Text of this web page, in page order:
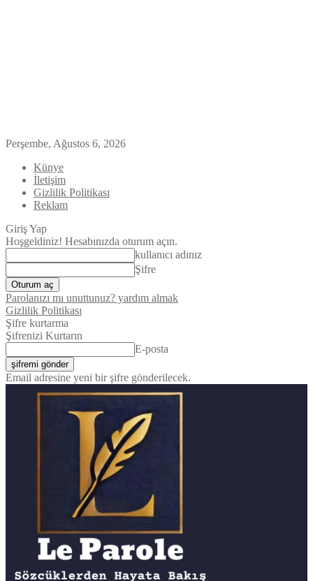
Perşembe, Ağustos 6, 2026
Künye
İletişim
Gizlilik Politikası
Reklam
Giriş Yap
Hoşgeldiniz! Hesabınızda oturum açın.
kullanıcı adınız
Şifre
Parolanızı mı unuttunuz? yardım almak
Gizlilik Politikası
Şifre kurtarma
Şifrenizi Kurtarın
E-posta
Email adresine yeni bir şifre gönderilecek.